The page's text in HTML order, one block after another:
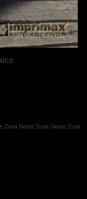
Zona Norte Zona Oeste Zona